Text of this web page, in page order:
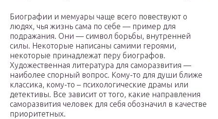
Биографии и мемуары чаще всего повествуют о
людях, чья жизнь сама по себе — пример для
подражания. Они — символ борьбы, внутренней
силы. Некоторые написаны самими героями,
некоторые принадлежат перу биографов.
Художественная литература для саморазвития —
наиболее спорный вопрос. Кому-то для души ближе
классика, кому-то – психологические драмы или
детективы. Все зависит от того, какие направления
саморазвития человек для себя обозначил в качестве
приоритетных.